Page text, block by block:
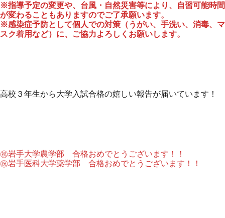
※指導予定の変更や、台風・自然災害等により、自習可能時間
が変わることもありますのでご了承願います。
※感染症予防として個人での対策（うがい、手洗い、消毒、マ
スク着用など）に、ご協力よろしくお願いします。
高校３年生から大学入試合格の嬉しい報告が届いています！
㊗岩手大学農学部 合格おめでとうございます！！
㊗岩手医科大学薬学部 合格おめでとうございます！！